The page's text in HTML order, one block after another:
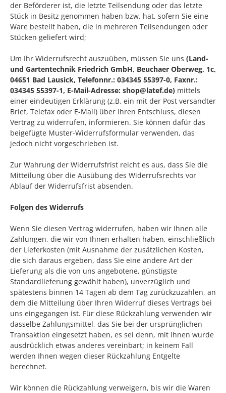
der Beförderer ist, die letzte Teilsendung oder das letzte
Stück in Besitz genommen haben bzw. hat, sofern Sie eine
Ware bestellt haben, die in mehreren Teilsendungen oder
Stücken geliefert wird;
Um Ihr Widerrufsrecht auszuüben, müssen Sie uns (Land-
und Gartentechnik Friedrich GmbH, Beuchaer Oberweg, 1c,
04651 Bad Lausick, Telefonnr.: 034345 55397-0, Faxnr.:
034345 55397-1, E-Mail-Adresse: shop@latef.de) mittels
einer eindeutigen Erklärung (z.B. ein mit der Post versandter
Brief, Telefax oder E-Mail) über Ihren Entschluss, diesen
Vertrag zu widerrufen, informieren. Sie können dafür das
beigefügte Muster-Widerrufsformular verwenden, das
jedoch nicht vorgeschrieben ist.
Zur Wahrung der Widerrufsfrist reicht es aus, dass Sie die
Mitteilung über die Ausübung des Widerrufsrechts vor
Ablauf der Widerrufsfrist absenden.
Folgen des Widerrufs
Wenn Sie diesen Vertrag widerrufen, haben wir Ihnen alle
Zahlungen, die wir von Ihnen erhalten haben, einschließlich
der Lieferkosten (mit Ausnahme der zusätzlichen Kosten,
die sich daraus ergeben, dass Sie eine andere Art der
Lieferung als die von uns angebotene, günstigste
Standardlieferung gewählt haben), unverzüglich und
spätestens binnen 14 Tagen ab dem Tag zurückzuzahlen, an
dem die Mitteilung über Ihren Widerruf dieses Vertrags bei
uns eingegangen ist. Für diese Rückzahlung verwenden wir
dasselbe Zahlungsmittel, das Sie bei der ursprünglichen
Transaktion eingesetzt haben, es sei denn, mit Ihnen wurde
ausdrücklich etwas anderes vereinbart; in keinem Fall
werden Ihnen wegen dieser Rückzahlung Entgelte
berechnet.
Wir können die Rückzahlung verweigern, bis wir die Waren